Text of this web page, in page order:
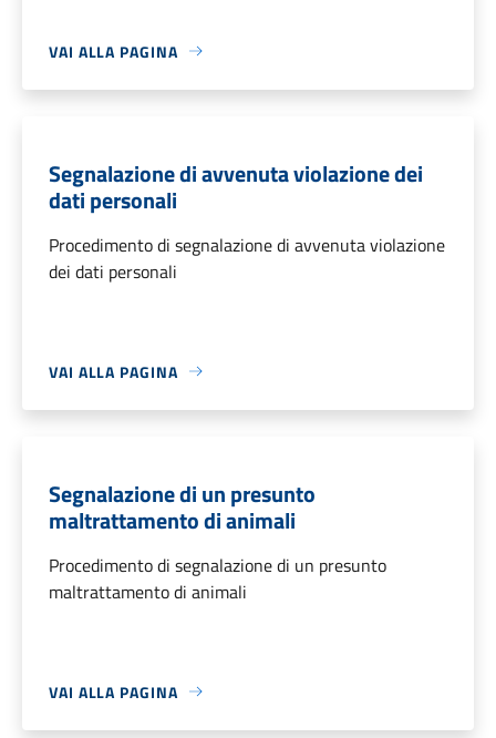
VAI ALLA PAGINA
Segnalazione di avvenuta violazione dei
dati personali
Procedimento di segnalazione di avvenuta violazione
dei dati personali
VAI ALLA PAGINA
Segnalazione di un presunto
maltrattamento di animali
Procedimento di segnalazione di un presunto
maltrattamento di animali
VAI ALLA PAGINA